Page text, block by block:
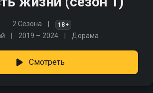
2 Сезона 18+
2019 – 2024 Дорама
Смотреть